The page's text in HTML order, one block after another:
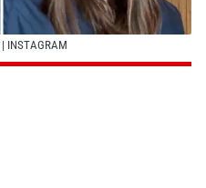
| INSTAGRAM